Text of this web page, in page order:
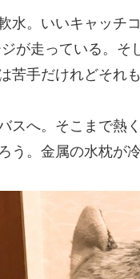
水。いいキャッチ
が走っている。
苦手だけれどそれも
スへ。そこまで熱
う。金属の水枕が